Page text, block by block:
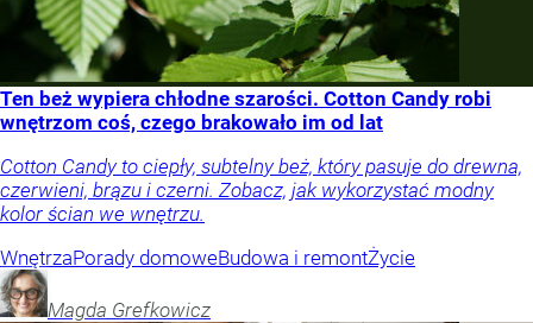
Ten beż wypiera chłodne szarości. Cotton Candy robi
wnętrzom coś, czego brakowało im od lat
Cotton Candy to ciepły, subtelny beż, który pasuje do drewna,
czerwieni, brązu i czerni. Zobacz, jak wykorzystać modny
kolor ścian we wnętrzu.
WnętrzaPorady domoweBudowa i remontŻycie
Magda Grefkowicz